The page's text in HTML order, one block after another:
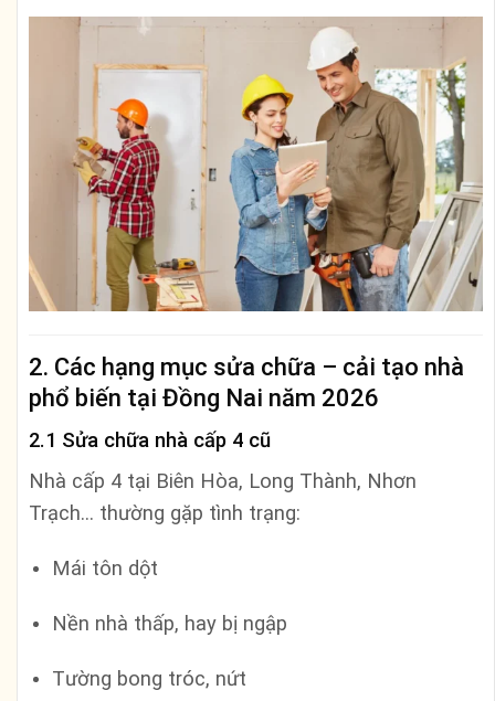
2. Các hạng mục sửa chữa – cải tạo nhà
phổ biến tại Đồng Nai năm 2026
2.1 Sửa chữa nhà cấp 4 cũ
Nhà cấp 4 tại Biên Hòa, Long Thành, Nhơn
Trạch… thường gặp tình trạng:
Mái tôn dột
Nền nhà thấp, hay bị ngập
Tường bong tróc, nứt